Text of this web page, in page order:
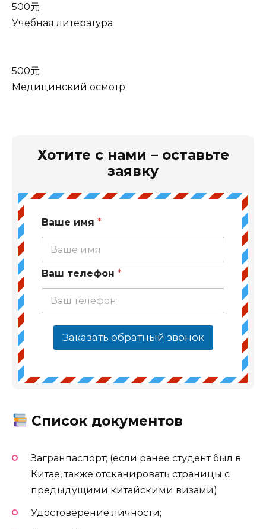
500元
Учебная литература
500元
Медицинский осмотр
Хотите с нами – оставьте
заявку
Ваше имя *
Ваш телефон *
Заказать обратный звонок
Список документов
Загранпаспорт; (если ранее студент был в
Китае, также отсканировать страницы с
предыдущими китайскими визами)
Удостоверение личности;